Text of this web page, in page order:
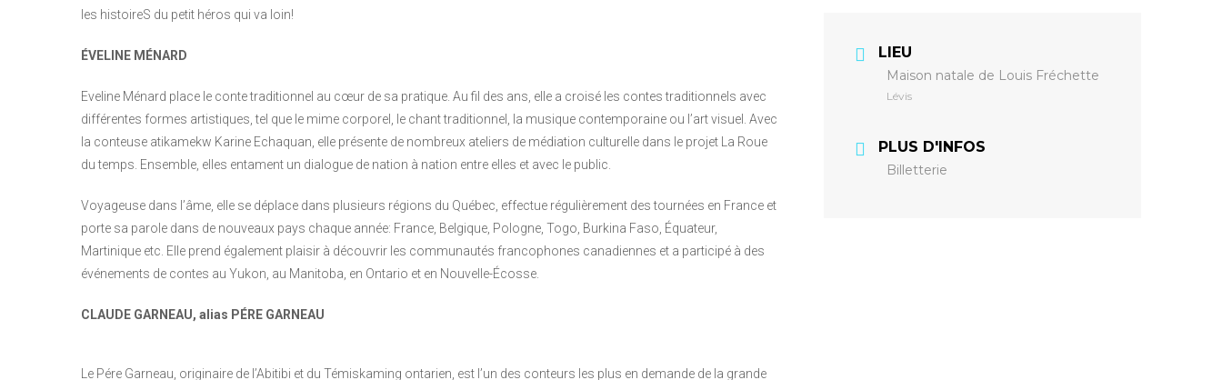
les histoireS du petit héros qui va loin!
ÉVELINE MÉNARD
Eveline Ménard place le conte traditionnel au cœur de sa pratique. Au fil des ans, elle a croisé les contes traditionnels avec
différentes formes artistiques, tel que le mime corporel, le chant traditionnel, la musique contemporaine ou l’art visuel. Avec
la conteuse atikamekw Karine Echaquan, elle présente de nombreux ateliers de médiation culturelle dans le projet La Roue
du temps. Ensemble, elles entament un dialogue de nation à nation entre elles et avec le public.
Voyageuse dans l’âme, elle se déplace dans plusieurs régions du Québec, effectue régulièrement des tournées en France et
porte sa parole dans de nouveaux pays chaque année: France, Belgique, Pologne, Togo, Burkina Faso, Équateur,
Martinique etc. Elle prend également plaisir à découvrir les communautés francophones canadiennes et a participé à des
événements de contes au Yukon, au Manitoba, en Ontario et en Nouvelle-Écosse.
CLAUDE GARNEAU, alias PÉRE GARNEAU
Le Pére Garneau, originaire de l’Abitibi et du Témiskaming ontarien, est l’un des conteurs les plus en demande de la grande
LIEU
Maison natale de Louis Fréchette
Lévis
PLUS D'INFOS
Billetterie